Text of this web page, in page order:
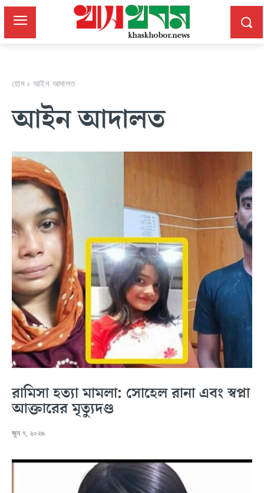
হোম আইন আদালত
আইন আদালত
রামিসা হত্যা মামলা: সোহেল রানা এবং স্বপ্না
আক্তারের মৃত্যুদণ্ড
জুন ৭, ২০২৬